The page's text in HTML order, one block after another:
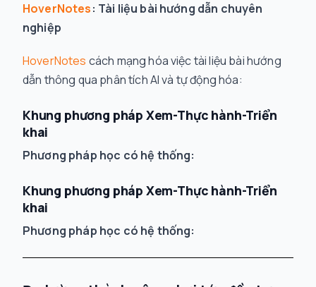
HoverNotes: Tài liệu bài hướng dẫn chuyên
nghiệp
HoverNotes cách mạng hóa việc tài liệu bài hướng
dẫn thông qua phân tích AI và tự động hóa:
Khung phương pháp Xem-Thực hành-Triển
khai
Phương pháp học có hệ thống:
Khung phương pháp Xem-Thực hành-Triển
khai
Phương pháp học có hệ thống: